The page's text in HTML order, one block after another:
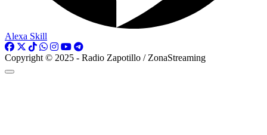
Alexa Skill
Copyright © 2025 - Radio Zapotillo / ZonaStreaming